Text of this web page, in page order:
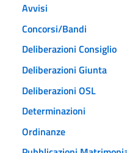
Avvisi
Concorsi/Bandi
Deliberazioni Consiglio
Deliberazioni Giunta
Deliberazioni OSL
Determinazioni
Ordinanze